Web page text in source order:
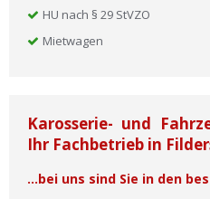
HU nach § 29 StVZO
Mietwagen
Karosserie- und
Ihr Fachbetrieb in
…bei uns sind Sie in den